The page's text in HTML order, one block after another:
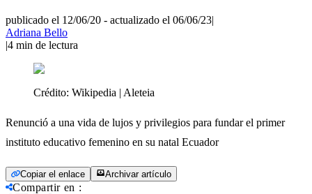
publicado el 12/06/20 - actualizado el 06/06/23|
Adriana Bello
|4 min de lectura
Crédito: Wikipedia | Aleteia
Renunció a una vida de lujos y privilegios para fundar el primer
instituto educativo femenino en su natal Ecuador
Copiar el enlace Archivar artículo
Compartir en :